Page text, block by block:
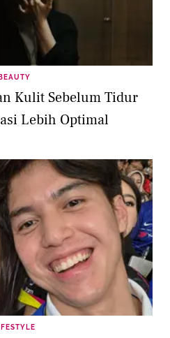
BEAUTY
Kulit Sebelum Tidur
Lebih Optimal